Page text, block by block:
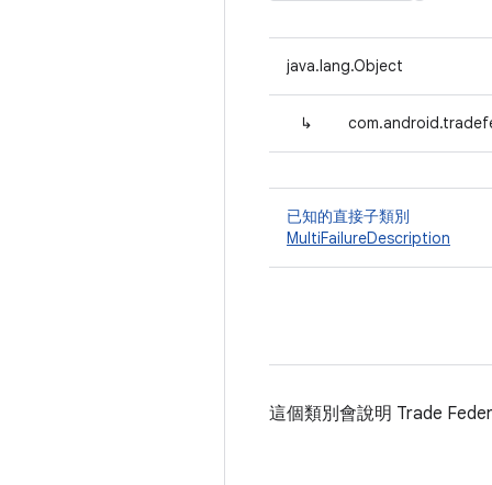
java.lang.Object
↳
已知的直接子類別
MultiFailureDescription
這個類別會說明 Trade